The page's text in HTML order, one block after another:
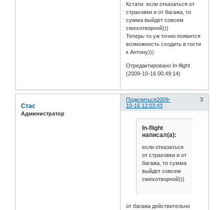
Кстати: если отказаться от
страховки и от багажа, то
сумма выйдет совсем
смехотворной)))
Теперь-то уж точно появится
возможность сходить в гости
к Антону)))
Отредактировано In-flight
(2009-10-16 00:49:14)
Поделиться 3
2009-
10-16 12:03:43
Стас
Администратор
In-flight
написал(а):
если отказаться
от страховки и от
багажа, то сумма
выйдет совсем
смехотворной)))
от багажа действительно